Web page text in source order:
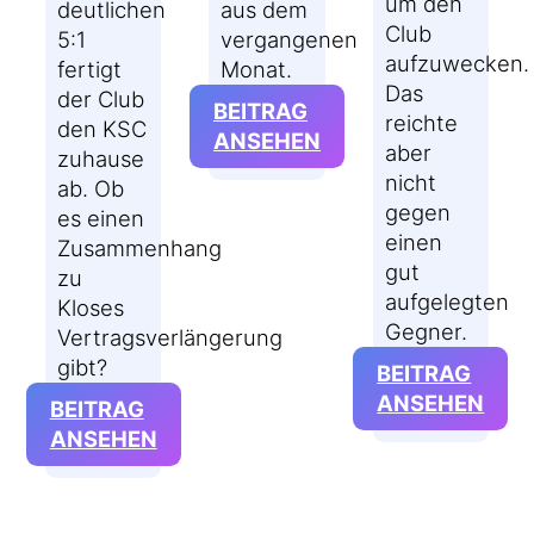
deutlichen
5:1
fertigt
der Club
den KSC
zuhause
ab. Ob
es einen
Zusammenhang
zu
Kloses
Vertragsverlängerung
gibt?
BEITRAG
ANSEHEN:
KOMMENTAR
aus dem
vergangenen
Monat.
BEITRAG
ANSEHEN
JANUAR
UND
UFERLICHTERN
Club
aufzuwecken.
Das
reichte
aber
nicht
gegen
einen
gut
aufgelegten
Gegner.
BEITRAG
ANSEHEN